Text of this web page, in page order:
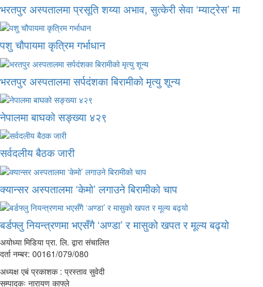
भरतपुर अस्पतालमा प्रसूति शय्या अभाव, सुत्केरी सेवा ‘म्याट्रेस’ मा
पशु चौपायमा कृत्रिम गर्भाधान
भरतपुर अस्पतालमा सर्पदंशका बिरामीको मृत्यु शून्य
नेपालमा बाघको सङ्ख्या ४२९
सर्वदलीय बैठक जारी
क्यान्सर अस्पतालमा ‘केमो’ लगाउने बिरामीको चाप
बर्डफ्लु नियन्त्रणमा भएसँगै ‘अण्डा’ र मासुको खपत र मूल्य बढ्यो
अयोध्या मिडिया प्रा. लि. द्वारा संचालित
दर्ता नम्बर: 00161/079/080
अध्यक्ष एबं प्रकाशक : प्रस्ताव सुवेदी
सम्पादकः नारायण काफ्ले